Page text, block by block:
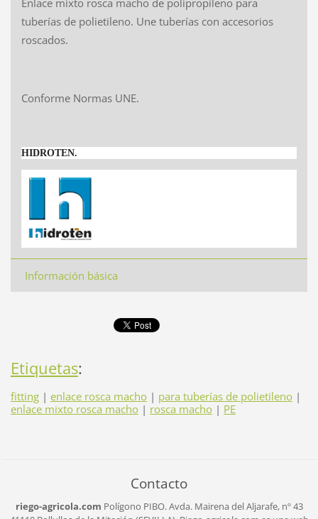
tuberías de polietileno. Une tuberías con accesorios
roscados.
Conforme Normas UNE.
HIDROTEN.
Información básica
Etiquetas:
fitting | enlace rosca macho | para tuberías de polietileno |
enlace mixto rosca macho | rosca macho | PE
Contacto
riego-agricola.com Polígono PIBO.Avda. Mairena del Aljarafe, nº 43